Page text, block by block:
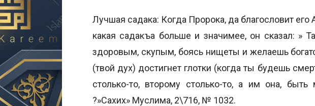
Лучшая садака: Когда Пророка, да благословит его
какая садакъа больше и значимее, он сказал: »
здоровым, скупым, боясь нищеты и желаешь
(твой дух) достигнет глотки (когда ты будешь
столько-то, второму столько-то, а им она,
?»Сахих» Муслима, 2\716, № 1032.